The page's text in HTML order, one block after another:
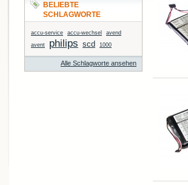
BELIEBTE
SCHLAGWORTE
accu-service accu-wechsel
avend
avent
philips scd 1000
Alle Schlagworte ansehen